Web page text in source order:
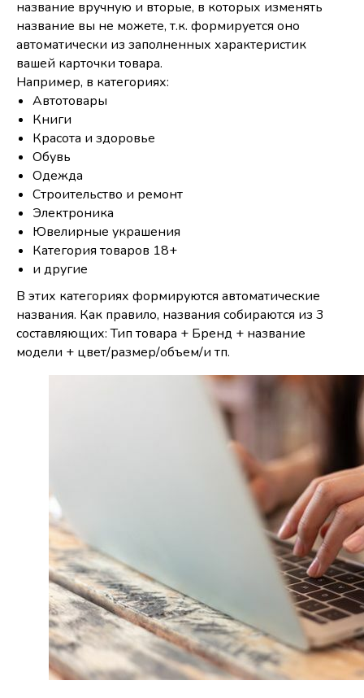
название вручную и вторые, в которых изменять
название вы не можете, т.к. формируется оно
автоматически из заполненных характеристик
вашей карточки товара.
Например, в категориях:
Автотовары
Книги
Красота и здоровье
Обувь
Одежда
Строительство и ремонт
Электроника
Ювелирные украшения
Категория товаров 18+
и другие
В этих категориях формируются автоматические
названия. Как правило, названия собираются из 3
составляющих: Тип товара + Бренд + название
модели + цвет/размер/объем/и тп.